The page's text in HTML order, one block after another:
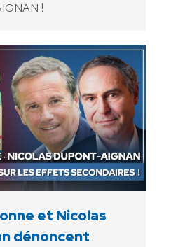
!
et Nicolas
dénoncent